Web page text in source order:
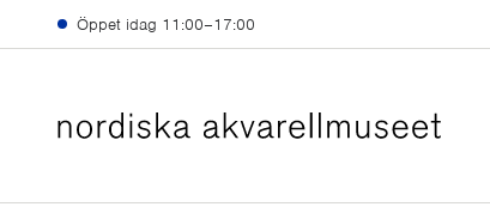
Hoppa till huvudinnehåll
Öppet idag 11:00–17:00